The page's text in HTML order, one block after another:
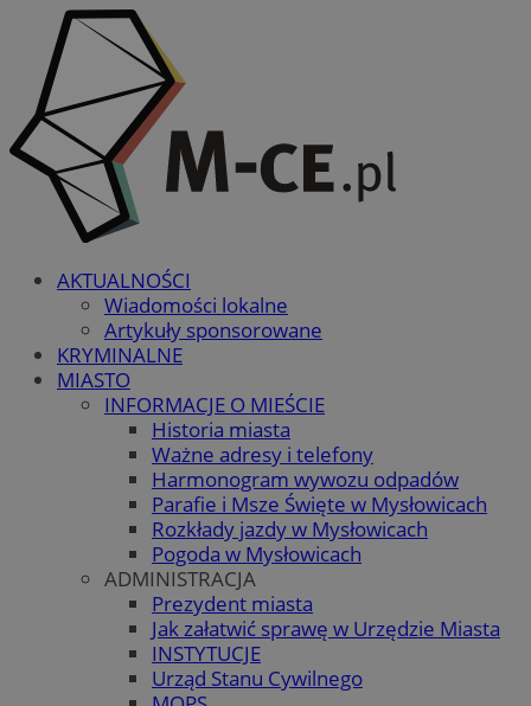
AKTUALNOŚCI
Wiadomości lokalne
Artykuły sponsorowane
KRYMINALNE
MIASTO
INFORMACJE O MIEŚCIE
Historia miasta
Ważne adresy i telefony
Harmonogram wywozu odpadów
Parafie i Msze Święte w Mysłowicach
Rozkłady jazdy w Mysłowicach
Pogoda w Mysłowicach
ADMINISTRACJA
Prezydent miasta
Jak załatwić sprawę w Urzędzie Miasta
INSTYTUCJE
Urząd Stanu Cywilnego